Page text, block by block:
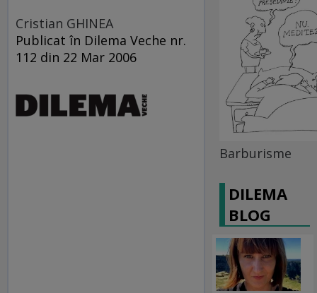
Cristian GHINEA
Publicat în Dilema Veche nr.
112 din 22 Mar 2006
Barburisme
DILEMA
BLOG